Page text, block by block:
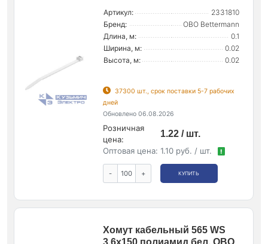
Артикул:
2331810
Бренд:
OBO Bettermann
Длина, м:
0.1
Ширина, м:
0.02
Высота, м:
0.02
37300 шт., срок поставки 5-7 рабочих
дней
Обновлено 06.08.2026
Розничная
цена:
1.22 / шт.
Оптовая цена: 1.10 руб. / шт. !
- + КУПИТЬ
Хомут кабельный 565 WS